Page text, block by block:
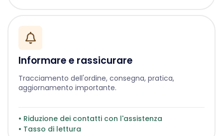
Informare e rassicurare
Tracciamento dell'ordine, consegna, pratica,
aggiornamento importante.
• Riduzione dei contatti con l'assistenza
• Tasso di lettura